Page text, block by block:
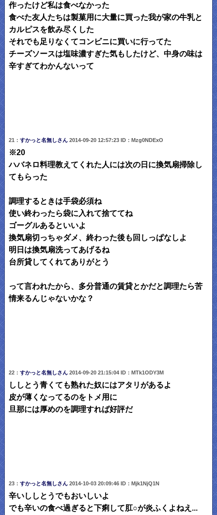
作ったけど私は食べなかった
食べた友人たちは製菓用に大量に買った我が家の牛乳と
カルピスを飲み尽くした
それでも足りなくてコンビニに買いに行ってた
チーズソースは塩味濃すぎた気もしたけど、中身の味は
辛すぎてわかんないって
21： すかっと名無しさん 2014-09-20 12:57:23 ID：Mzg0NDExO
※20
ハバネロ料理教えてくれた人には次の日に換気扇掃除し
てもらった
調理するときは手袋必須ね
使い終わったら袋に入れて捨ててね
ゴーグルあるといいよ
換気扇切っちゃダメ、終わった後も回しっぱなしよ
明日は換気扇洗ってあげるね
台所貸してくれてありがとう
って言われたから、多分普通の賃貸とかだと調理たら苦
情来るんじゃないかな？
22： すかっと名無しさん 2014-09-20 21:15:04 ID：MTk1ODY3M
ししとう青くても熟れた奴にはアタリがあるよ
皮が薄くなってるのをトメ用に
旦那には厚めのを調理すれば好評だ
23： すかっと名無しさん 2014-10-03 20:09:46 ID：Mjk1NjQ1N
辛いししとうでもおいしいよ
でも辛いの食べ過ぎると下痢して肛○が炎ふくよねえ...